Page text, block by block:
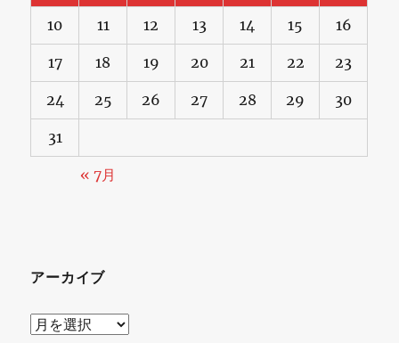
10 11 12 13 14 15 16
17 18 19 20 21 22 23
24 25 26 27 28 29 30
31
« 7月
アーカイブ
ア